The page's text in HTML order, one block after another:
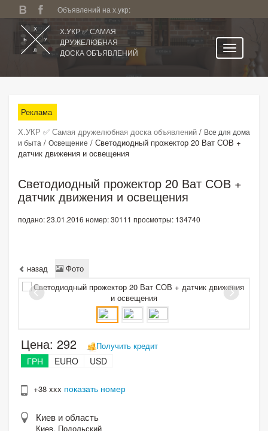
Объявлений на х.укр:
Х.УКР ✅ САМАЯ
ДРУЖЕЛЮБНАЯ
ДОСКА ОБЪЯВЛЕНИЙ
Все регионы
Категории
Избранное
Личный кабинет
Поиск по сайту
Подать объявление
Реклама
Х.УКР ✅ Самая дружелюбная доска объявлений / Все для дома
и быта / Освещение / Светодиодный прожектор 20 Ват СОВ +
датчик движения и освещения
Светодиодный прожектор 20 Ват СОВ +
датчик движения и освещения
подано: 23.01.2016 номер: 30111 просмотры: 134740
назад Фото
Цена: 292 Получить кредит
ГРН EURO USD
+38 xxx показать номер
Киев и область
Киев, Подольский